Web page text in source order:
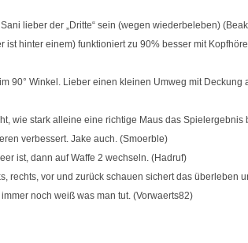
lieber der „Dritte“ sein (wegen wiederbeleben)
ist hinter einem) funktioniert zu 90% besser mit
90° Winkel. Lieber einen kleinen Umweg mit
wie stark alleine eine richtige Maus das
verbessert. Jake auch. (Smoerble)
ist, dann auf Waffe 2 wechseln. (Hadruf)
rechts, vor und zurück schauen sichert das überleben
noch weiß was man tut. (Vorwaerts82)